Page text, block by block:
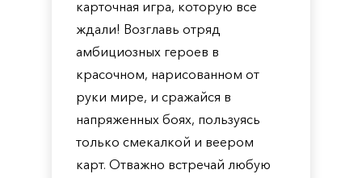
карточная игра, которую все
ждали! Возглавь отряд
амбициозных героев в
красочном, нарисованном от
руки мире, и сражайся в
напряженных боях, пользуясь
только смекалкой и веером
карт. Отважно встречай любую